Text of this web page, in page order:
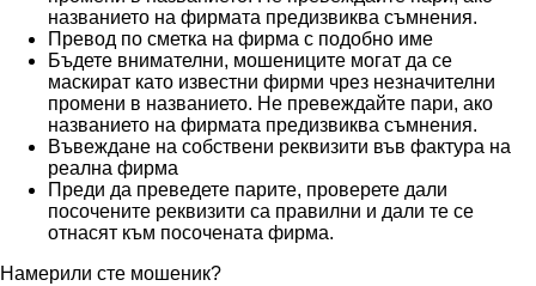
названието на фирмата предизвиква съмнения.
Превод по сметка на фирма с подобно име
Бъдете внимателни, мошениците могат да се
маскират като известни фирми чрез незначителни
промени в названието. Не превеждайте пари, ако
названието на фирмата предизвиква съмнения.
Въвеждане на собствени реквизити във фактура на
реална фирма
Преди да преведете парите, проверете дали
посочените реквизити са правилни и дали те се
отнасят към посочената фирма.
Намерили сте мошеник?